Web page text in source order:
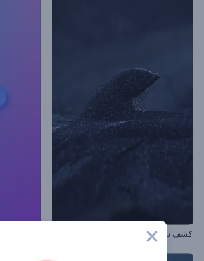
كشف شعار بالرمال السوداء